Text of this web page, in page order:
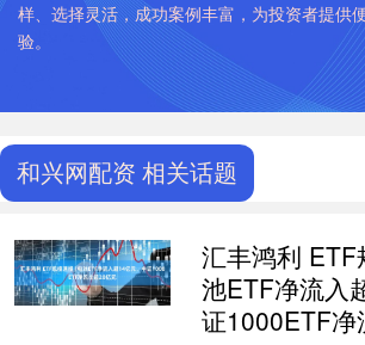
样、选择灵活，成功案例丰富，为投资者提供
验。
和兴网配资 相关话题
汇丰鸿利
池ETF净流入
证1000ETF